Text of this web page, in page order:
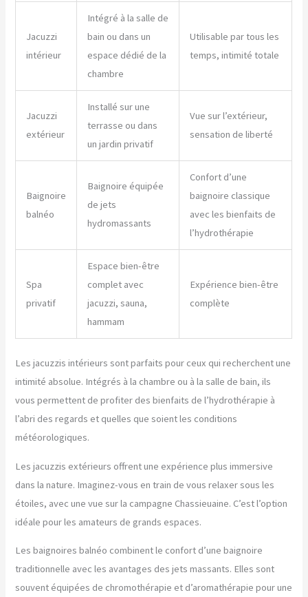
Jacuzzi
intérieur
Intégré à la salle de
bain ou dans un
espace dédié de la
chambre
Utilisable par tous les
temps, intimité totale
Jacuzzi
extérieur
Installé sur une
terrasse ou dans
un jardin privatif
Vue sur l’extérieur,
sensation de liberté
Baignoire
balnéo
Baignoire équipée
de jets
hydromassants
Confort d’une
baignoire classique
avec les bienfaits de
l’hydrothérapie
Spa
privatif
Espace bien-être
complet avec
jacuzzi, sauna,
hammam
Expérience bien-être
complète
Les jacuzzis intérieurs sont parfaits pour ceux qui recherchent une
intimité absolue. Intégrés à la chambre ou à la salle de bain, ils
vous permettent de profiter des bienfaits de l’hydrothérapie à
l’abri des regards et quelles que soient les conditions
météorologiques.
Les jacuzzis extérieurs offrent une expérience plus immersive
dans la nature. Imaginez-vous en train de vous relaxer sous les
étoiles, avec une vue sur la campagne Chassieuaine. C’est l’option
idéale pour les amateurs de grands espaces.
Les baignoires balnéo combinent le confort d’une baignoire
traditionnelle avec les avantages des jets massants. Elles sont
souvent équipées de chromothérapie et d’aromathérapie pour une